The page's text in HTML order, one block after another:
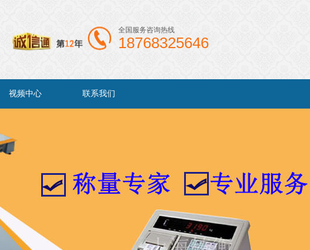
全国服务咨询热线
18768325646
视频中心 联系我们